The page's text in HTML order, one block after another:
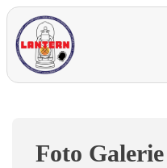
Foto Galerie